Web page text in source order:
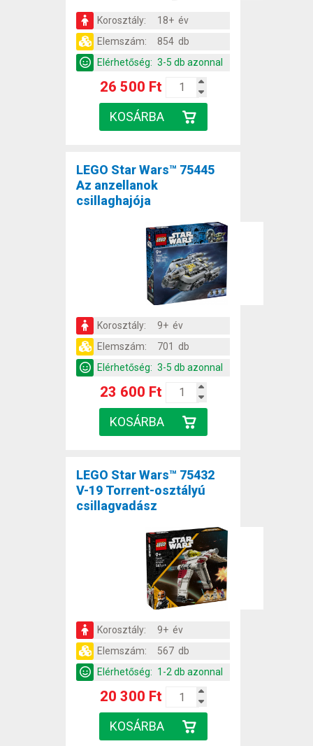
Korosztály:
18+ év
Elemszám:
854 db
Elérhetőség: 3-5 db azonnal
26 500 Ft
LEGO Star Wars™ 75445
Az anzellanok
csillaghajója
Korosztály:
9+ év
Elemszám:
701 db
Elérhetőség: 3-5 db azonnal
23 600 Ft
LEGO Star Wars™ 75432
V-19 Torrent-osztályú
csillagvadász
Korosztály:
9+ év
Elemszám:
567 db
Elérhetőség: 1-2 db azonnal
20 300 Ft